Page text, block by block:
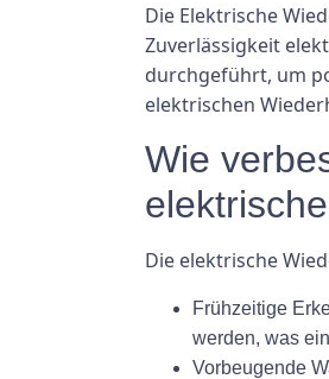
Die Elektrische
Zuverlässigkeit
durchgeführt, um
elektrischen
Wie
Die elektrische
Frühzeitige
werden, was
Vorbeugende